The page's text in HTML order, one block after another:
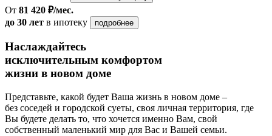
От 81 420 ₽/мес.
до 30 лет в ипотеку подробнее
Наслаждайтесь
исключительным комфортом
жизни в новом доме
Представьте, какой будет Ваша жизнь в новом доме –
без соседей и городской суеты, своя личная территория, где
Вы будете делать то, что хочется именно Вам, свой
собственный маленький мир для Вас и Вашей семьи.